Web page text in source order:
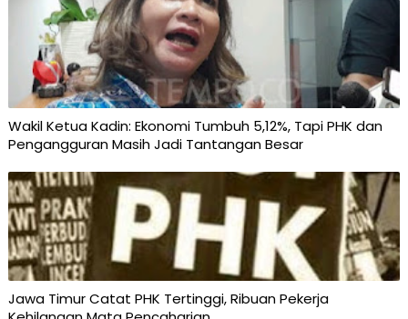
Wakil Ketua Kadin: Ekonomi Tumbuh 5,12%, Tapi PHK dan
Pengangguran Masih Jadi Tantangan Besar
Jawa Timur Catat PHK Tertinggi, Ribuan Pekerja